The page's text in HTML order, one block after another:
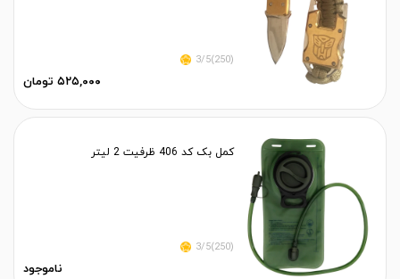
(250)3/5
۵۲۵,۰۰۰ تومان
کمل بک کد 406 ظرفیت 2 لیتر
(250)3/5
ناموجود